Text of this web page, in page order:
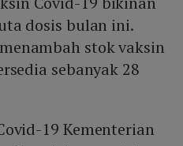
dosis bulan ini.
stok vaksin
sebanyak 28
19 Kementerian